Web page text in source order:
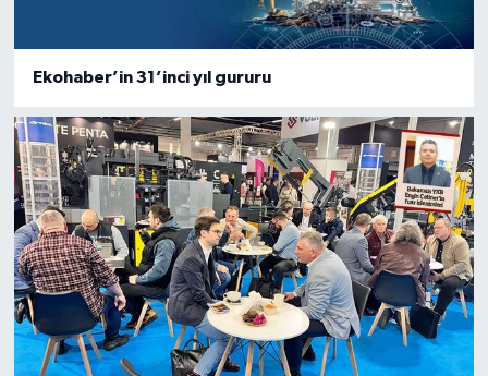
Ekohaber’in 31’inci yıl gururu